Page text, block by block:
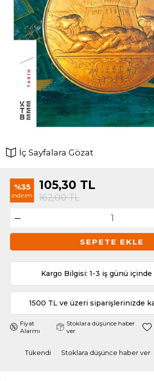
İç Sayfalara Gözat
%35
indirim
105,30 TL
162,00TL
SEPETE EKLE
Kargo Bilgisi: 1-3 iş günü içinde
1500 TL ve üzeri siparişlerinizde
Fiyat
Alarmı
Stoklara düşünce haber
ver
Tükendi Stoklara düşünce haber ver